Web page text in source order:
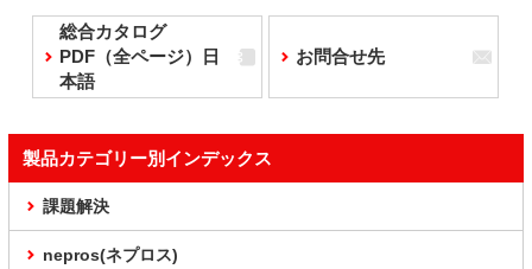
総合カタログ
PDF（全ページ）日
本語
お問合せ先
製品カテゴリー別インデックス
課題解決
nepros(ネプロス)